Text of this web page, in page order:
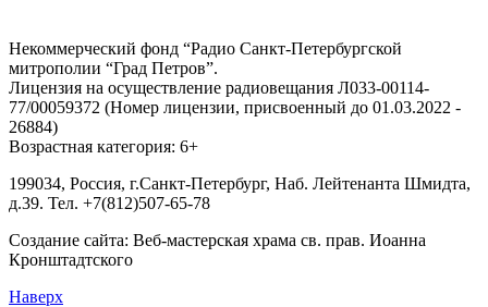
Некоммерческий фонд “Радио Санкт-Петербургской
митрополии “Град Петров”.
Лицензия на осуществление радиовещания Л033-00114-
77/00059372 (Номер лицензии, присвоенный до 01.03.2022 -
26884)
Возрастная категория: 6+
199034, Россия, г.Санкт-Петербург, Наб. Лейтенанта Шмидта,
д.39. Тел. +7(812)507-65-78
Создание сайта: Веб-мастерская храма св. прав. Иоанна
Кронштадтского
Наверх